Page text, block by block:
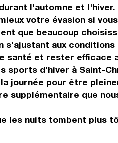
l'automne et
votre évasion si
que beaucoup
s'ajustant aux
santé et rester efficace
sports d'hiver à Saint-
journée pour être
supplémentaire que
les nuits tombent